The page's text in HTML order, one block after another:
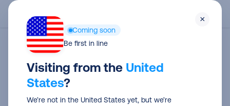
Skip
content
×
Coming soon
Be first in line
Visiting from the United
States?
We’re not in the United States yet, but we’re